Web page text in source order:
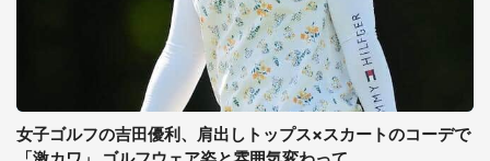
女子ゴルフの吉田優利、肩出しトップス×スカートのコーデで